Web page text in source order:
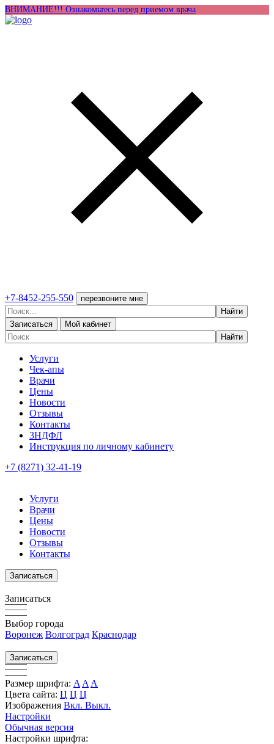
ВНИМАНИЕ!!! Ознакомьтесь перед приемом врача
+7-8452-255-550 перезвоните мне
Записаться Мой кабинет
Услуги
Чек-апы
Врачи
Цены
Новости
Отзывы
Контакты
3НДФЛ
Инструкция по личному кабинету
+7 (8271) 32-41-19
Услуги
Врачи
Цены
Новости
Отзывы
Контакты
Записаться
Записаться
Выбор города
Воронеж Волгоград Краснодар
Записаться
Размер шрифта: A A A
Цвета сайта: Ц Ц Ц
Изображения Вкл. Выкл.
Настройки
Обычная версия
Настройки шрифта: